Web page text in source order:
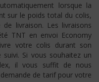
lorsque la
sur le poids total du colis,
livraison. Les livraisons
TNT en envoi Economy
votre colis durant son
Si vous souhaitez un
il vous suffit de nous
de tarif pour votre